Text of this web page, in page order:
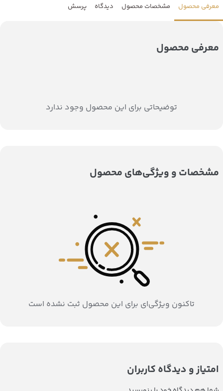
معرفی محصول مشخصات محصول دیدگاه پرسش
معرفی محصول
توضیحاتی برای این محصول وجود ندارد
مشخصات و ویژگی‌های محصول
تاکنون ویژگی‌ای برای این محصول ثبت نشده است
امتیاز و دیدگاه کاربران